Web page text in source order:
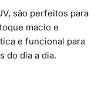
são perfeitos para
macio e
e funcional para
do dia a dia.